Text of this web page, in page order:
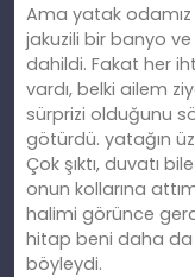
Ama yatak
jakuzili bir banyo
dahildi. Fakat her
vardı, belki ailem
sürprizi olduğunu
götürdü. yatağın
Çok şıktı, duvatı
onun kollarına
halimi görünce
hitap beni daha da
böyleydi.